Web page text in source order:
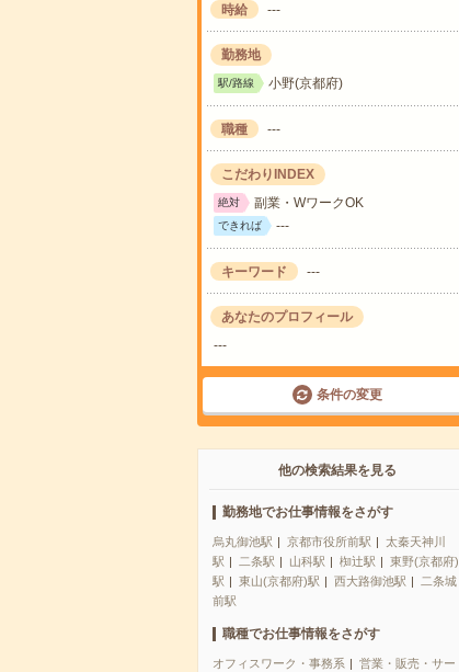
時給 ---
勤務地
駅/路線 小野(京都府)
職種 ---
こだわりINDEX
絶対 副業・WワークOK
できれば ---
キーワード ---
あなたのプロフィール
---
条件の変更
他の検索結果を見る
勤務地でお仕事情報をさがす
烏丸御池駅 京都市役所前駅
太秦天神川
駅
二条駅 山科駅 椥辻駅
東野(京都府)
駅
東山(京都府)駅 西大路御池駅
二条城
前駅
職種でお仕事情報をさがす
オフィスワーク・事務系
営業・販売・サー